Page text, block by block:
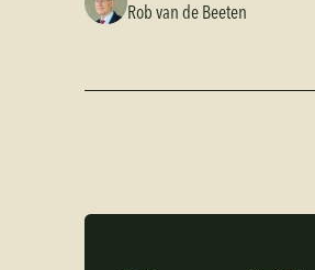
Rob van de Beeten